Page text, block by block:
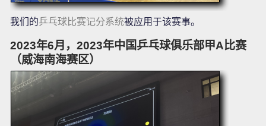
我们的乒乓球比赛记分系统被应用于该赛事。
2023年6月，2023年中国乒乓球俱乐部甲A比赛
（威海南海赛区）